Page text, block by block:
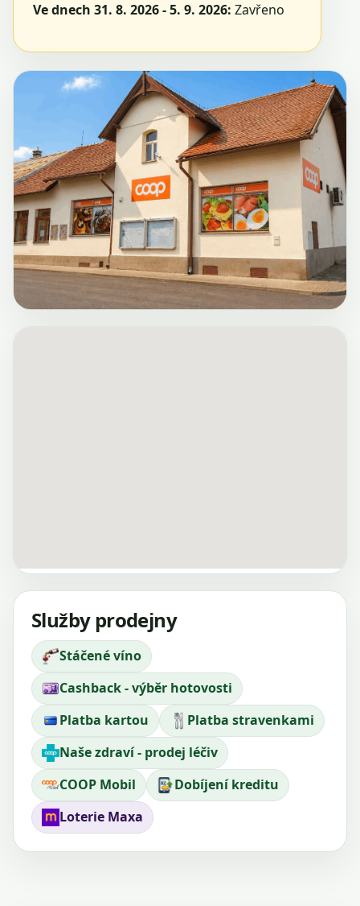
Ve dnech 31. 8. 2026 - 5. 9. 2026: Zavřeno
Služby prodejny
Stáčené víno
Cashback - výběr hotovosti
Platba kartou
Platba stravenkami
Naše zdraví - prodej léčiv
COOP Mobil
Dobíjení kreditu
Loterie Maxa